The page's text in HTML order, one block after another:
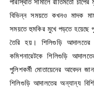
বিভিন্ন সময়তে কখনও মাদক
সময়তে হুমকির মুখে পড়তে হয়েছে
তৈরি হয়। শিলিগুড়ি
কমিশনারেটকে শিলিগুড়ি
পুলিশকর্মী মোতায়েনের আবেদন
শিলিগুড়ি আদালতের অন্যান্য